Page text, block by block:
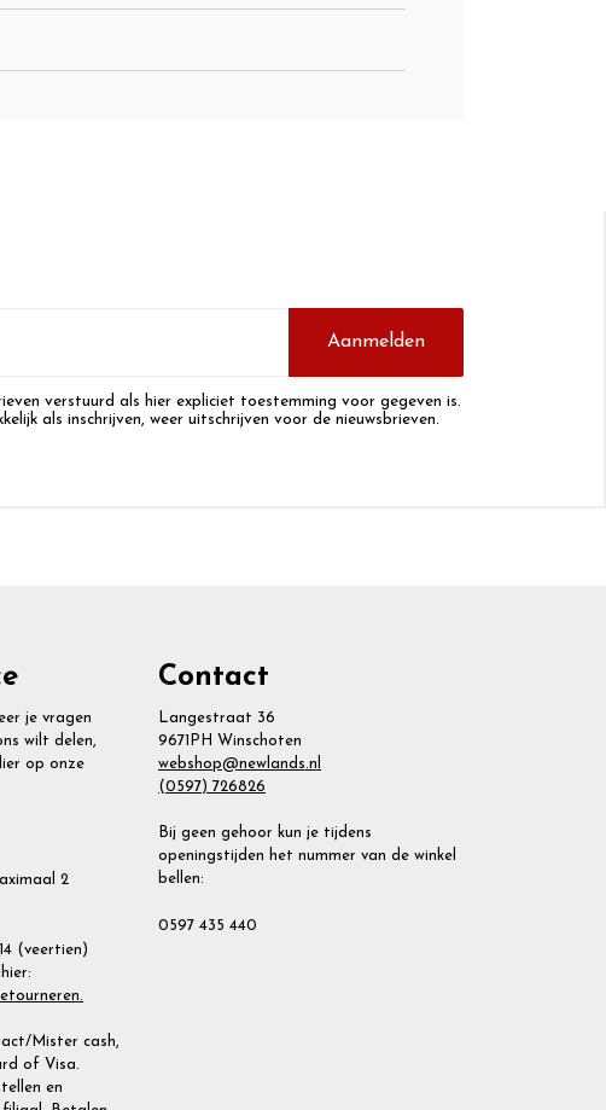
Aanmelden
verstuurd als hier expliciet toestemming voor gegeven is.
als inschrijven, weer uitschrijven voor de nieuwsbrieven.
je vragen
wilt delen,
op onze
2
(veertien)
Mister cash,
of Visa.
en
Contact
Langestraat 36
9671PH Winschoten
webshop@newlands.nl
(0597) 726826
Bij geen gehoor kun je tijdens
openingstijden het nummer van de winkel
bellen:
0597 435 440